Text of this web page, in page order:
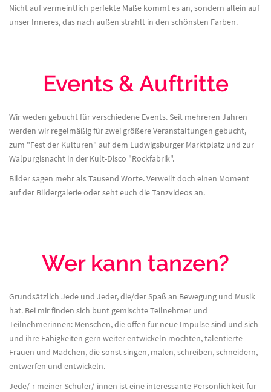
Nicht auf vermeintlich perfekte Maße kommt es an, sondern allein auf
unser Inneres, das nach außen strahlt in den schönsten Farben.
Events & Auftritte
Wir weden gebucht für verschiedene Events. Seit mehreren Jahren
werden wir regelmäßig für zwei größere Veranstaltungen gebucht,
zum "Fest der Kulturen" auf dem Ludwigsburger Marktplatz und zur
Walpurgisnacht in der Kult-Disco "Rockfabrik".
Bilder sagen mehr als Tausend Worte. Verweilt doch einen Moment
auf der Bildergalerie oder seht euch die Tanzvideos an.
Wer kann tanzen?
Grundsätzlich Jede und Jeder, die/der Spaß an Bewegung und Musik
hat. Bei mir finden sich bunt gemischte Teilnehmer und
Teilnehmerinnen: Menschen, die offen für neue Impulse sind und sich
und ihre Fähigkeiten gern weiter entwickeln möchten, talentierte
Frauen und Mädchen, die sonst singen, malen, schreiben, schneidern,
entwerfen und entwickeln.
Jede/-r meiner Schüler/-innen ist eine interessante Persönlichkeit für